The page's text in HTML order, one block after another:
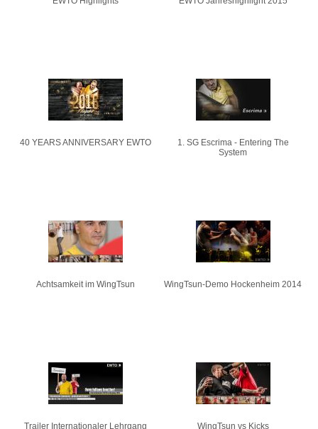
40 YEARS ANNIVERSARY EWTO
1. SG Escrima - Entering The
System
Achtsamkeit im WingTsun WingTsun-Demo Hockenheim 2014
Trailer Internationaler Lehrgang WingTsun vs Kicks